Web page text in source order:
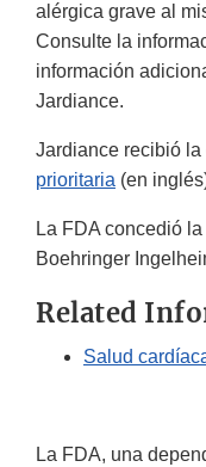
alérgica grave al
Consulte la
información
Jardiance.
Jardiance recibió
prioritaria (en
La FDA concedió
Boehringer
Related
Salud
La FDA, una